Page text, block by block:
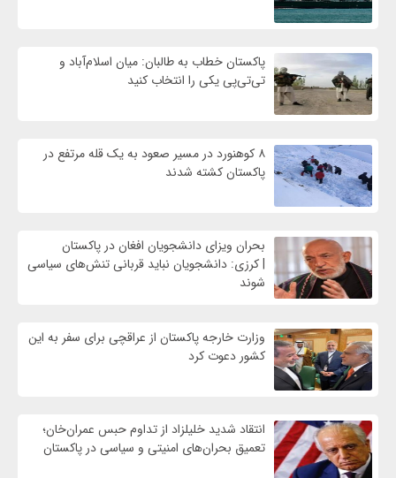
پاکستان خطاب به طالبان: میان اسلام‌آباد و
تی‌تی‌پی یکی را انتخاب کنید
۸ کوهنورد در مسیر صعود به یک قله مرتفع در
پاکستان کشته شدند
بحران ویزای دانشجویان افغان در پاکستان
| کرزی: دانشجویان نباید قربانی تنش‌های سیاسی
شوند
وزارت خارجه پاکستان از عراقچی برای سفر به این
کشور دعوت کرد
انتقاد شدید خلیلزاد از تداوم حبس عمران‌خان؛
تعمیق بحران‌های امنیتی و سیاسی در پاکستان